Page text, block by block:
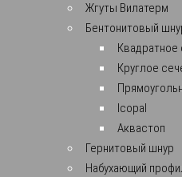
Жгуты Вилатерм
Бентонитовый
Квадратное
Круглое
Icopal
Аквастоп
Гернитовый шнур
Набухающий